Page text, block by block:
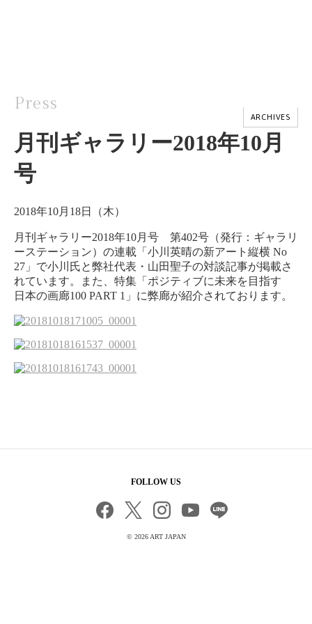
Press
ARCHIVES
月刊ギャラリー2018年10月
号
2018年10月18日（木）
月刊ギャラリー2018年10月号 第402号（発行：ギャラリ
ーステーション）の連載「小川英晴の新アート縦横 No
27」で小川氏と弊社代表・山田聖子の対談記事が掲載さ
れています。また、特集「ポジティブに未来を目指す
日本の画廊100 PART 1」に弊廊が紹介されております。
FOLLOW US
© 2026 ART JAPAN